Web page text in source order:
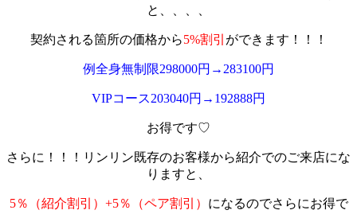
と、、、、
契約される箇所の価格から5%割引 ができます ！！！
例全身無制限298000円→283100円
VIPコース203040円→192888円
お得です♡
さらに！！！リンリン既存のお客様から紹介でのご来店にな
りますと、
5％（紹介割引）+5％（ペア割引） になるのでさらにお得で